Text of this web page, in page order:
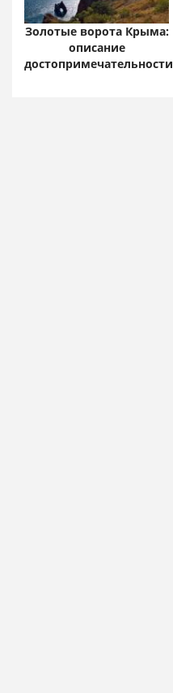
Золотые ворота Крыма:
описание
достопримечательности